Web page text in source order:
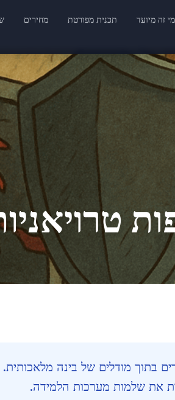
זה מיועד תכנית מפורטת מחירים
בתוך מודלים של בינה מלאכותית.